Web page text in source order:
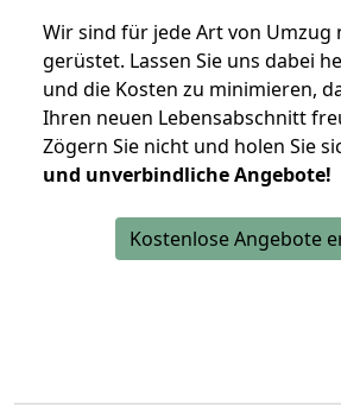
Wir sind für jede Art von Umzug
gerüstet. Lassen Sie uns dabei
und die Kosten zu minimieren,
Ihren neuen Lebensabschnitt
Zögern Sie nicht und holen Sie
und unverbindliche Angebote!
Kostenlose Angebote